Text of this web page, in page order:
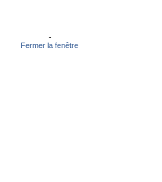
-
Fermer la fenêtre